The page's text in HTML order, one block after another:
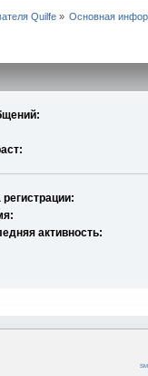
Quilfe» Основная
регистрации:
активность: